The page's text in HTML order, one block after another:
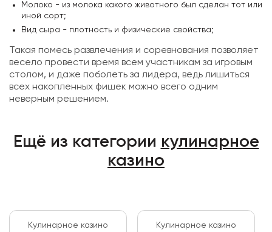
Молоко - из молока какого животного был сделан тот или
иной сорт;
Вид сыра - плотность и физические свойства;
Такая помесь развлечения и соревнования позволяет
весело провести время всем участникам за игровым
столом, и даже поболеть за лидера, ведь лишиться
всех накопленных фишек можно всего одним
неверным решением.
Ещё из категории кулинарное
казино
Кулинарное казино
Кулинарное казино